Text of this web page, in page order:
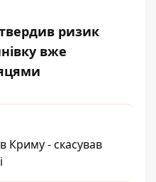
ризик
вже
Криму - скасував